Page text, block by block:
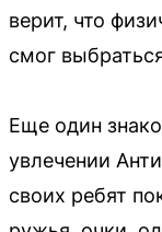
верит, что
смог
Еще один
увлечении
своих ребят